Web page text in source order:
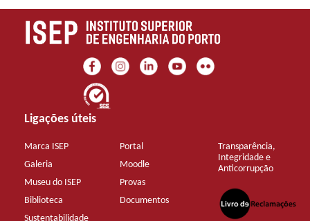
Ligações úteis
Marca ISEP
Galeria
Museu do ISEP
Biblioteca
Sustentabilidade
Portal
Moodle
Provas
Documentos
Transparência,
Integridade e
Anticorrupção